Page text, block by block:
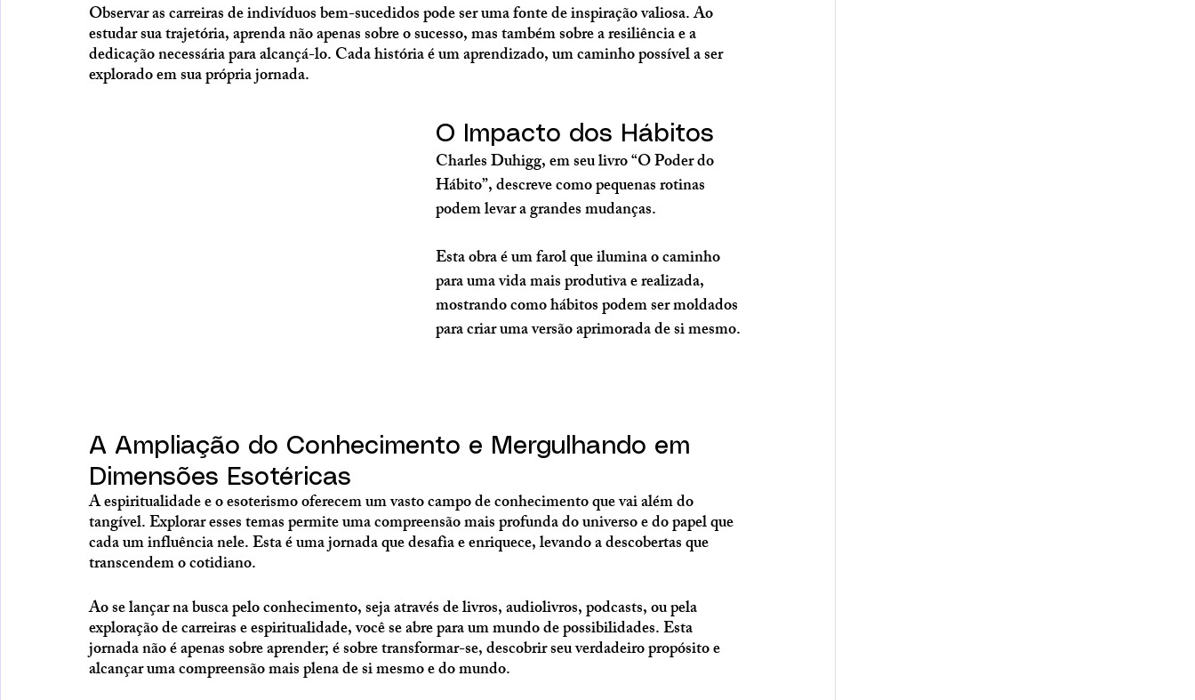
Observar as carreiras de indivíduos bem-sucedidos pode ser uma fonte de inspiração valiosa. Ao
estudar sua trajetória, aprenda não apenas sobre o sucesso, mas também sobre a resiliência e a
dedicação necessária para alcançá-lo. Cada história é um aprendizado, um caminho possível a ser
explorado em sua própria jornada.
O Impacto dos Hábitos
Charles Duhigg, em seu livro “O Poder do
Hábito”, descreve como pequenas rotinas
podem levar a grandes mudanças.
Esta obra é um farol que ilumina o caminho
para uma vida mais produtiva e realizada,
mostrando como hábitos podem ser moldados
para criar uma versão aprimorada de si mesmo.
A Ampliação do Conhecimento e Mergulhando em
Dimensões Esotéricas
A espiritualidade e o esoterismo oferecem um vasto campo de conhecimento que vai além do
tangível. Explorar esses temas permite uma compreensão mais profunda do universo e do papel que
cada um influência nele. Esta é uma jornada que desafia e enriquece, levando a descobertas que
transcendem o cotidiano.
Ao se lançar na busca pelo conhecimento, seja através de livros, audiolivros, podcasts, ou pela
exploração de carreiras e espiritualidade, você se abre para um mundo de possibilidades. Esta
jornada não é apenas sobre aprender; é sobre transformar-se, descobrir seu verdadeiro propósito e
alcançar uma compreensão mais plena de si mesmo e do mundo.